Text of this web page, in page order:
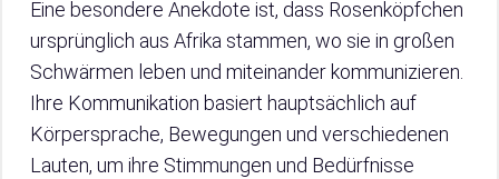
Eine besondere Anekdote ist, dass Rosenköpfchen
ursprünglich aus Afrika stammen, wo sie in großen
Schwärmen leben und miteinander kommunizieren.
Ihre Kommunikation basiert hauptsächlich auf
Körpersprache, Bewegungen und verschiedenen
Lauten, um ihre Stimmungen und Bedürfnisse